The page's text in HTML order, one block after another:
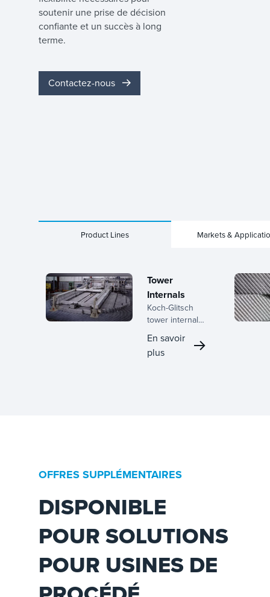
soutenir une prise de décision
confiante et un succès à long
terme.
Contactez-nous
Product Lines Markets &
Tower
Internals
Koch-Glitsch
tower internals
are built for
operational
efficiency,
applications.
En savoir
plus
OFFRES SUPPLÉMENTAIRES
DISPONIBLE
POUR SOLUTIONS
POUR USINES DE